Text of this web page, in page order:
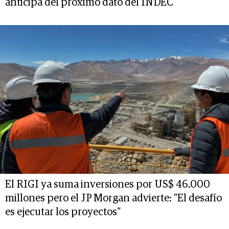
anticipa del próximo dato del INDEC
El RIGI ya suma inversiones por US$ 46.000
millones pero el JP Morgan advierte: "El desafío
es ejecutar los proyectos"